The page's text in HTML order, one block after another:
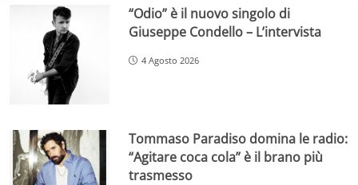
“Odio” è il nuovo singolo di
Giuseppe Condello – L’intervista
4 Agosto 2026
Tommaso Paradiso domina le radio:
“Agitare coca cola” è il brano più
trasmesso